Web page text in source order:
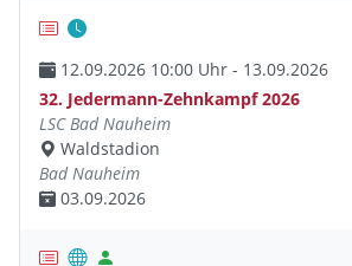
12.09.2026 10:00 Uhr - 13.09.2026
32. Jedermann-Zehnkampf 2026
LSC Bad Nauheim
Waldstadion
Bad Nauheim
03.09.2026